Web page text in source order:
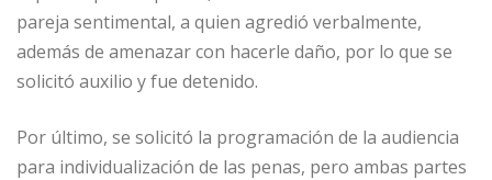
pareja sentimental, a quien agredió verbalmente,
además de amenazar con hacerle daño, por lo que se
solicitó auxilio y fue detenido.
Por último, se solicitó la programación de la audiencia
para individualización de las penas, pero ambas partes